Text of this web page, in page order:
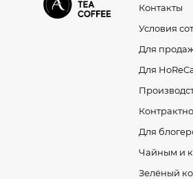
Контакты
Условия
Для
Для
Для
Чайным и
Зелёный